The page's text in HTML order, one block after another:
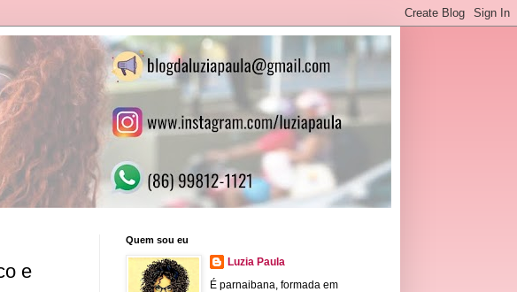
e
Quem sou eu
Luzia Paula
É parnaibana, formada em